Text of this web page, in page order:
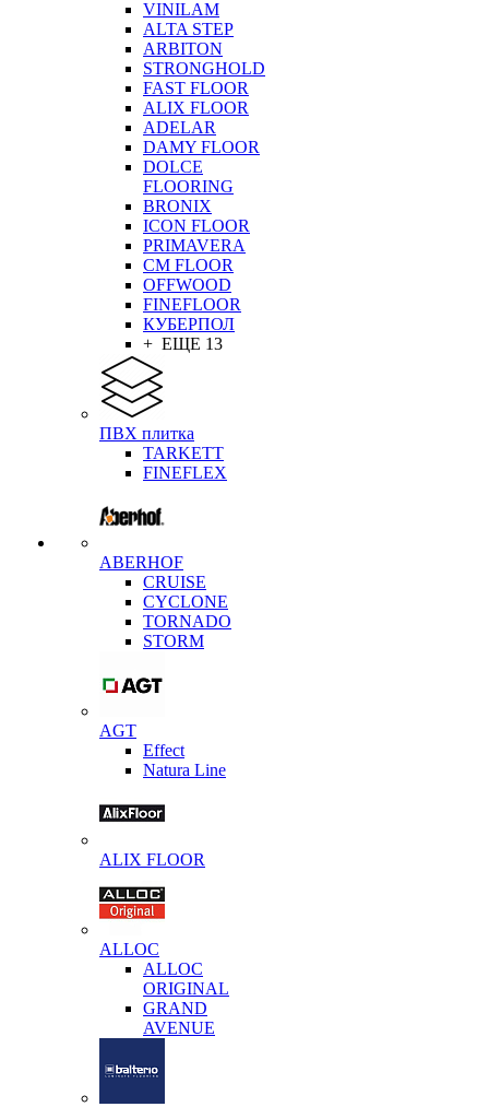
VINILAM
ALTA STEP
ARBITON
STRONGHOLD
FAST FLOOR
ALIX FLOOR
ADELAR
DAMY FLOOR
DOLCE
FLOORING
BRONIX
ICON FLOOR
PRIMAVERA
CM FLOOR
OFFWOOD
FINEFLOOR
КУБЕРПОЛ
+ ЕЩЕ 13
ПВХ плитка
TARKETT
FINEFLEX
ABERHOF
CRUISE
CYCLONE
TORNADO
STORM
AGT
Effect
Natura Line
ALIX FLOOR
ALLOC
ALLOC
ORIGINAL
GRAND
AVENUE